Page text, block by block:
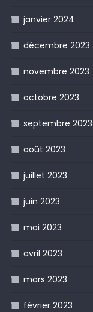
janvier 2024
décembre 2023
novembre 2023
octobre 2023
septembre 2023
août 2023
juillet 2023
juin 2023
mai 2023
avril 2023
mars 2023
février 2023